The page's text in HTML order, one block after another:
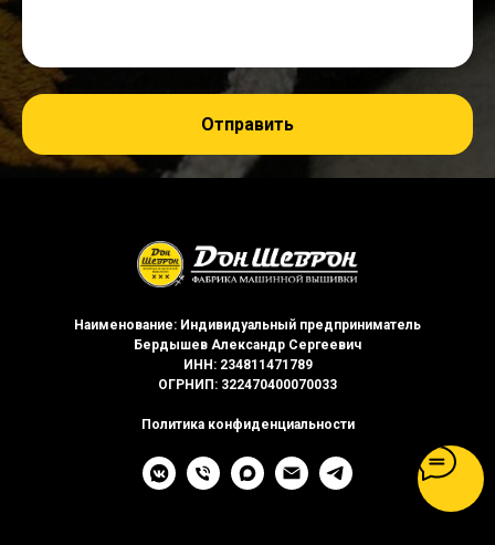
Отправить
Наименование: Индивидуальный предприниматель
Бердышев Александр Сергеевич
ИНН: 234811471789
ОГРНИП: 322470400070033
Политика конфиденциальности